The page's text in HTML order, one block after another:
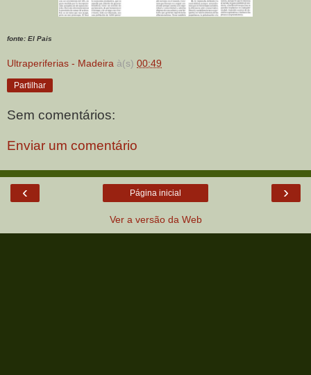
fonte: El Pais
Ultraperiferias - Madeira à(s) 00:49
Partilhar
Sem comentários:
Enviar um comentário
‹ ›
Página inicial
Ver a versão da Web